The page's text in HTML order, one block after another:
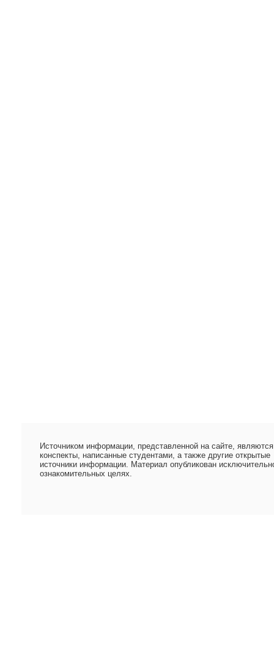
Источником информации, представленной на сайте, являются
конспекты, написанные студентами, а также другие открытые
источники информации. Материал опубликован
ознакомительных целях.